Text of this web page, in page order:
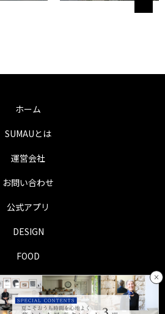
×
ホーム
SUMAUとは
運営会社
お問い合わせ
公式アプリ
DESIGN
FOOD
LIFE
TRIP